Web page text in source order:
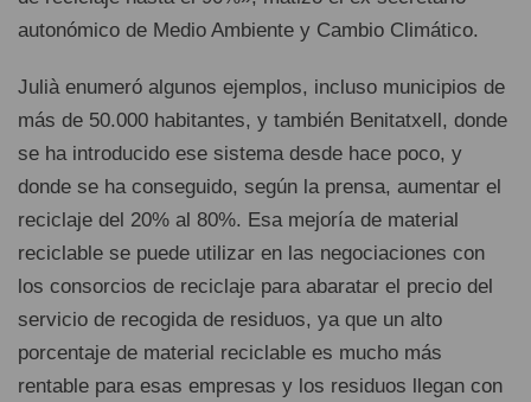
autonómico de Medio Ambiente y Cambio Climático.
Julià enumeró algunos ejemplos, incluso municipios de
más de 50.000 habitantes, y también Benitatxell, donde
se ha introducido ese sistema desde hace poco, y
donde se ha conseguido, según la prensa, aumentar el
reciclaje del 20% al 80%. Esa mejoría de material
reciclable se puede utilizar en las negociaciones con
los consorcios de reciclaje para abaratar el precio del
servicio de recogida de residuos, ya que un alto
porcentaje de material reciclable es mucho más
rentable para esas empresas y los residuos llegan con